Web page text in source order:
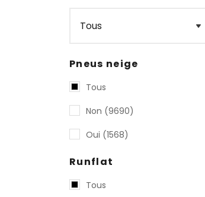
Pneus neige
Tous
Non (9690)
Oui (1568)
Runflat
Tous